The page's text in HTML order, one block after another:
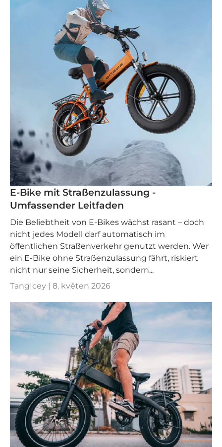
E-Bike mit Straßenzulassung -
Umfassender Leitfaden
Die Beliebtheit von E-Bikes wächst rasant – doch
nicht jedes Modell darf automatisch im
öffentlichen Straßenverkehr genutzt werden. Wer
ein E-Bike ohne Straßenzulassung fährt, riskiert
nicht nur seine Sicherheit, sondern...
TangIcey | 8. květen 2026